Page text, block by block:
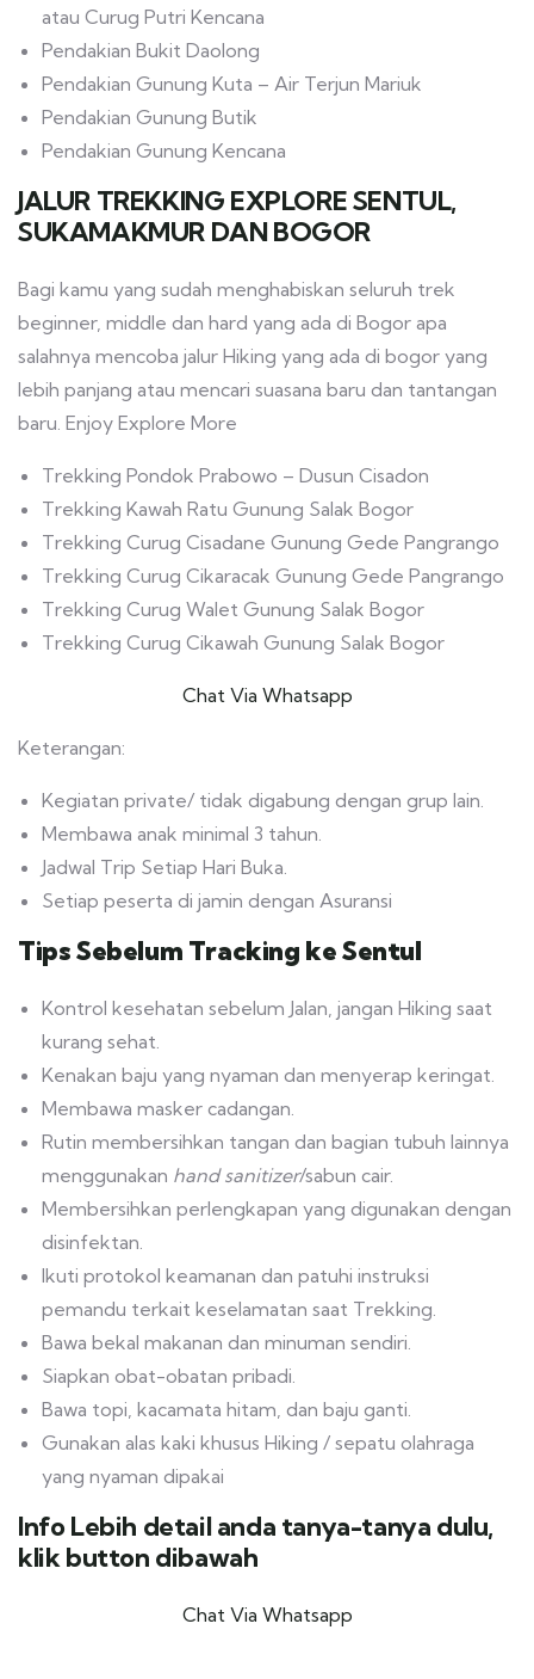
atau Curug Putri Kencana
Pendakian Bukit Daolong
Pendakian Gunung Kuta – Air Terjun Mariuk
Pendakian Gunung Butik
Pendakian Gunung Kencana
JALUR TREKKING EXPLORE SENTUL,
SUKAMAKMUR DAN BOGOR
Bagi kamu yang sudah menghabiskan seluruh trek
beginner, middle dan hard yang ada di Bogor apa
salahnya mencoba jalur Hiking yang ada di bogor yang
lebih panjang atau mencari suasana baru dan tantangan
baru. Enjoy Explore More
Trekking Pondok Prabowo – Dusun Cisadon
Trekking Kawah Ratu Gunung Salak Bogor
Trekking Curug Cisadane Gunung Gede Pangrango
Trekking Curug Cikaracak Gunung Gede Pangrango
Trekking Curug Walet Gunung Salak Bogor
Trekking Curug Cikawah Gunung Salak Bogor
Chat Via Whatsapp
Keterangan:
Kegiatan private/ tidak digabung dengan grup lain.
Membawa anak minimal 3 tahun.
Jadwal Trip Setiap Hari Buka.
Setiap peserta di jamin dengan Asuransi
Tips Sebelum Tracking ke Sentul
Kontrol kesehatan sebelum Jalan, jangan Hiking saat
kurang sehat.
Kenakan baju yang nyaman dan menyerap keringat.
Membawa masker cadangan.
Rutin membersihkan tangan dan bagian tubuh lainnya
menggunakan hand sanitizer/sabun cair.
Membersihkan perlengkapan yang digunakan dengan
disinfektan.
Ikuti protokol keamanan dan patuhi instruksi
pemandu terkait keselamatan saat Trekking.
Bawa bekal makanan dan minuman sendiri.
Siapkan obat-obatan pribadi.
Bawa topi, kacamata hitam, dan baju ganti.
Gunakan alas kaki khusus Hiking / sepatu olahraga
yang nyaman dipakai
Info Lebih detail anda tanya-tanya dulu,
klik button dibawah
Chat Via Whatsapp